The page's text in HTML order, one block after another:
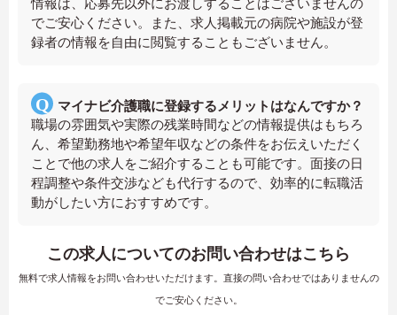
でご安心ください。また、求人掲載元の病院や施設が登
録者の情報を自由に閲覧することもございません。
マイナビ介護職に登録するメリットはなんですか？
職場の雰囲気や実際の残業時間などの情報提供はもちろ
ん、希望勤務地や希望年収などの条件をお伝えいただく
ことで他の求人をご紹介することも可能です。面接の日
程調整や条件交渉なども代行するので、効率的に転職活
動がしたい方におすすめです。
この求人についてのお問い合わせはこちら
無料で求人情報をお問い合わせいただけます。直接の問い合わせではありませんの
でご安心ください。